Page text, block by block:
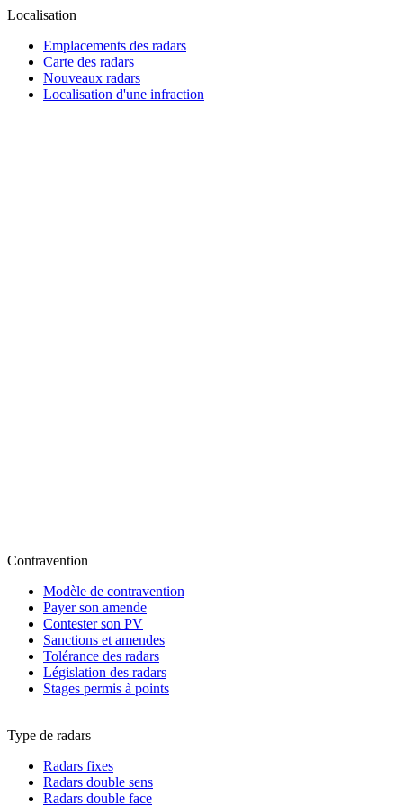
Localisation
Emplacements des radars
Carte des radars
Nouveaux radars
Localisation d'une infraction
Contravention
Modèle de contravention
Payer son amende
Contester son PV
Sanctions et amendes
Tolérance des radars
Législation des radars
Stages permis à points
Type de radars
Radars fixes
Radars double sens
Radars double face